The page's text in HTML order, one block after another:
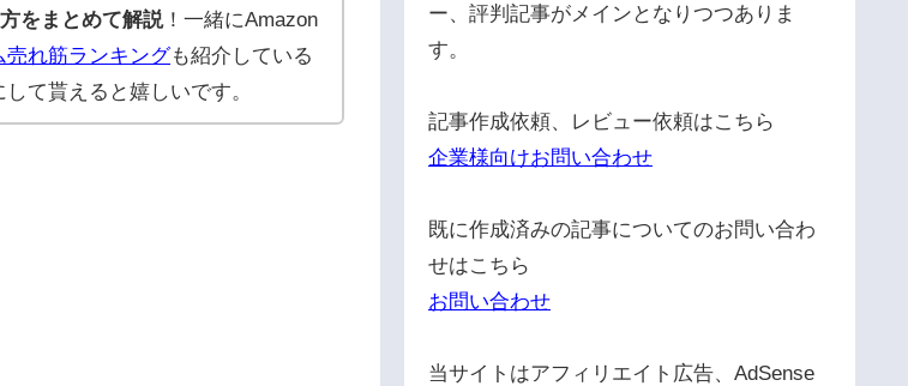
をまとめて解説！一緒にAmazon
売れ筋ランキングも紹介している
て貰えると嬉しいです。
ー、評判記事がメインとなりつつありま
す。
記事作成依頼、レビュー依頼はこちら
企業様向けお問い合わせ
既に作成済みの記事についてのお問い合わ
せはこちら
お問い合わせ
当サイトはアフィリエイト広告、AdSense